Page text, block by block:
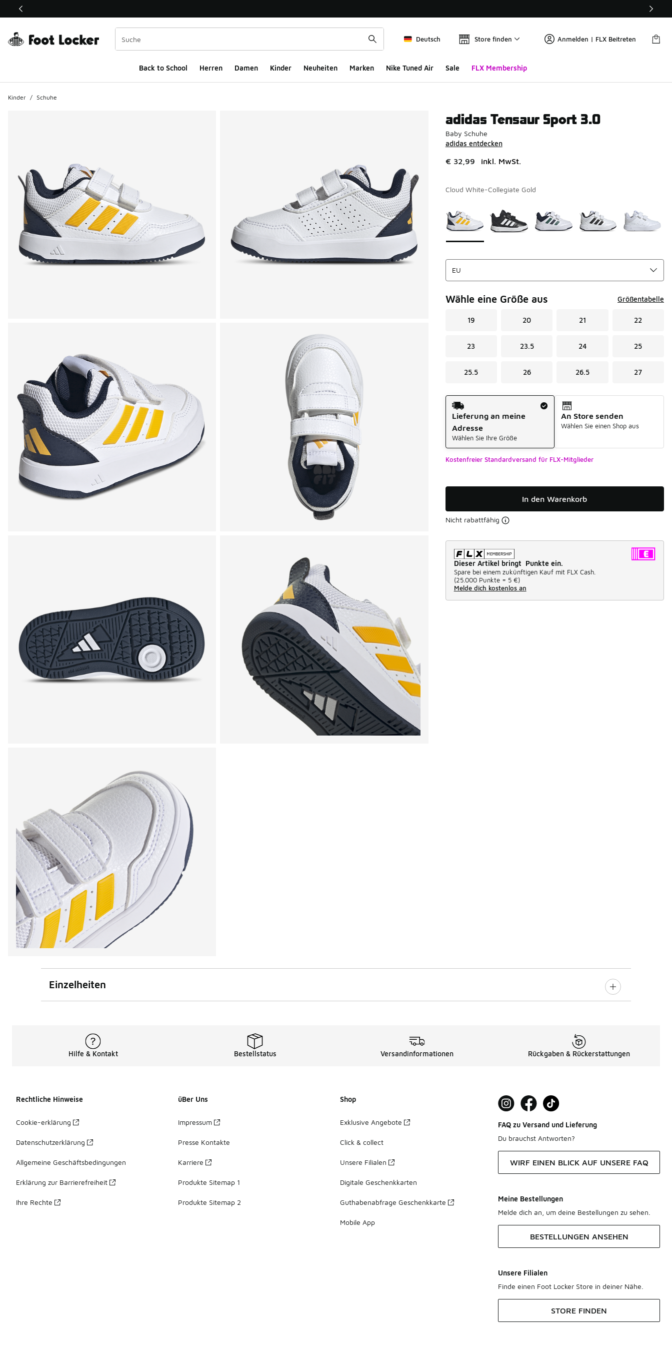
Dieser Link öffnet sich in einem neuen Fenster
Deutsch Store finden Anmelden | FLX Beitreten
Back to School Herren Damen Kinder Neuheiten Marken Nike Tuned Air Sale FLX Membership
Kinder / Schuhe
adidas Tensaur Sport 3.0
Baby Schuhe
adidas entdecken
€ 32,99 inkl. MwSt.
Cloud White-Collegiate Gold
Wähle eine Größe aus Größentabelle
19 20 21 22
23 23.5 24 25
25.5 26 26.5 27
Versandart
Lieferung an meine
Adresse
Wählen Sie Ihre Größe
An Store senden
Wählen Sie einen Shop aus
Kostenfreier Standardversand für FLX-Mitglieder
In den Warenkorb
Nicht rabattfähig
Dieser Artikel bringt Punkte ein.
Spare bei einem zukünftigen Kauf mit FLX Cash.
(25.000 Punkte = 5 €)
Melde dich kostenlos an
Einzelheiten
Hilfe & Kontakt Bestellstatus Versandinformationen Rückgaben & Rückerstattungen
Rechtliche Hinweise
Cookie-erklärung
Datenschutzerklärung
Allgemeine Geschäftsbedingungen
Erklärung zur Barrierefreiheit
Ihre Rechte
üBer Uns
Impressum
Presse Kontakte
Karriere
Produkte Sitemap 1
Produkte Sitemap 2
Shop
Exklusive Angebote
Click & collect
Unsere Filialen
Digitale Geschenkkarten
Guthabenabfrage Geschenkkarte
Mobile App
FAQ zu Versand und Lieferung
Du brauchst Antworten?
WIRF EINEN BLICK AUF UNSERE FAQ
Meine Bestellungen
Melde dich an, um deine Bestellungen zu sehen.
BESTELLUNGEN ANSEHEN
Unsere Filialen
Finde einen Foot Locker Store in deiner Nähe.
STORE FINDEN